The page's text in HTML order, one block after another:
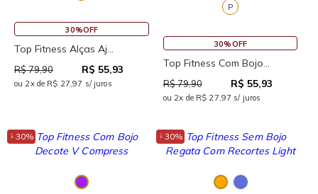
30%OFF
Top Fitness Alças Aj...
R$ 79,90 R$ 55,93
ou 2x de R$ 27,97 s/ juros
P
30%OFF
Top Fitness Com Bojo...
R$ 79,90 R$ 55,93
ou 2x de R$ 27,97 s/ juros
↓ 30% ↓ 30%